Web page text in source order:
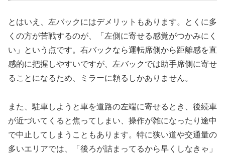
とはいえ、左バックにはデメリットもあります。とくに多
くの方が苦戦するのが、「左側に寄せる感覚がつかみにく
い」という点です。右バックなら運転席側から距離感を直
感的に把握しやすいですが、左バックでは助手席側に寄せ
ることになるため、ミラーに頼るしかありません。
また、駐車しようと車を道路の左端に寄せるとき、後続車
が近づいてくると焦ってしまい、操作が雑になったり途中
で中止してしまうこともあります。特に狭い道や交通量の
多いエリアでは、「後ろが詰まってるから早くしなきゃ」